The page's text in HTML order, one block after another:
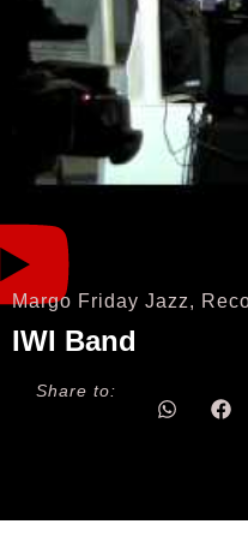
Margo Friday Jazz,
IWI Band
Share to: